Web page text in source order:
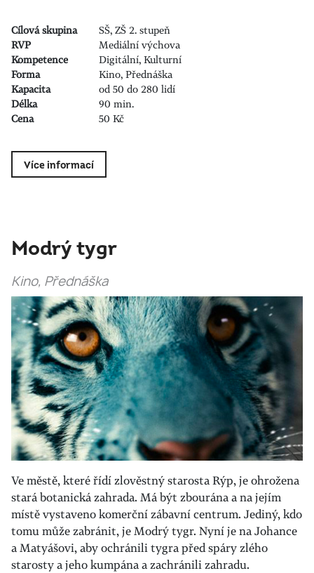
Cílová skupina
SŠ, ZŠ 2. stupeň
RVP
Mediální výchova
Kompetence
Digitální, Kulturní
Forma
Kino, Přednáška
Kapacita
od 50 do 280 lidí
Délka
90 min.
Cena
50 Kč
Více informací
Modrý tygr
Kino, Přednáška
Ve městě, které řídí zlověstný starosta Rýp, je ohrožena
stará botanická zahrada. Má být zbourána a na jejím
místě vystaveno komerční zábavní centrum. Jediný, kdo
tomu může zabránit, je Modrý tygr. Nyní je na Johance
a Matyášovi, aby ochránili tygra před spáry zlého
starosty a jeho kumpána a zachránili zahradu.